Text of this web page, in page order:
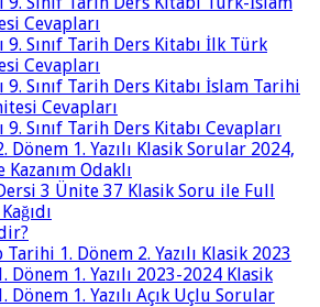
Cevapları
9. Sınıf Tarih Ders Kitabı İlk Türk
Cevapları
9. Sınıf Tarih Ders Kitabı İslam Tarihi
Cevapları
9. Sınıf Tarih Ders Kitabı Cevapları
Dönem 1. Yazılı Klasik Sorular 2024,
Kazanım Odaklı
3 Ünite 37 Klasik Soru ile Full
Tarihi 1. Dönem 2. Yazılı Klasik 2023
Dönem 1. Yazılı 2023-2024 Klasik
Dönem 1. Yazılı Açık Uçlu Sorular